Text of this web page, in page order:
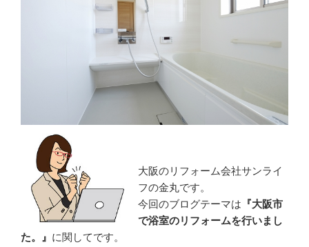
大阪のリフォーム会社サンライ
フの金丸です。
今回のブログテーマは 『大阪市
で浴室のリフォームを行いまし
た。』 に関してです。